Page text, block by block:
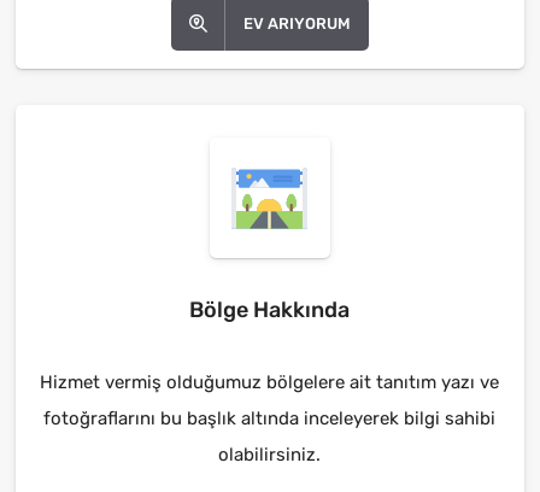
EV ARIYORUM
Bölge Hakkında
Hizmet vermiş olduğumuz bölgelere ait tanıtım yazı ve
fotoğraflarını bu başlık altında inceleyerek bilgi sahibi
olabilirsiniz.